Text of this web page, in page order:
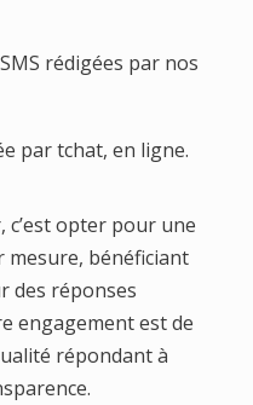
rédigées par nos
par tchat, en ligne.
c’est opter pour une
mesure, bénéficiant
des réponses
engagement est de
répondant à